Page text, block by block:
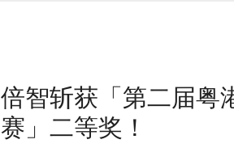
倍智斩获「第二届粤
赛」二等奖！